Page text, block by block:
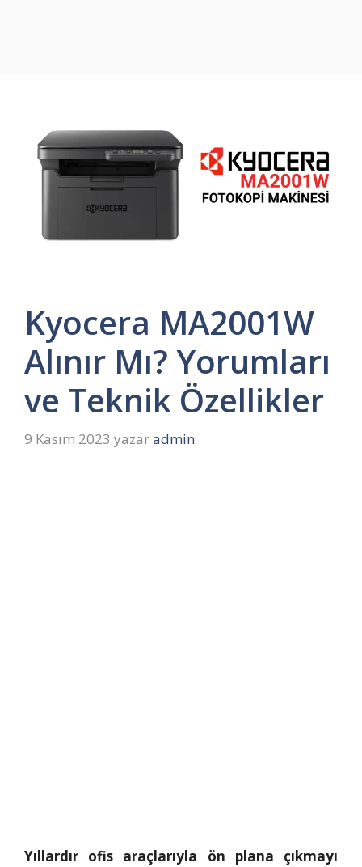
Kyocera MA2001W
Alınır Mı? Yorumları
ve Teknik Özellikler
9 Kasım 2023 yazaradmin
Yıllardır ofis araçlarıyla ön plana çıkmayı